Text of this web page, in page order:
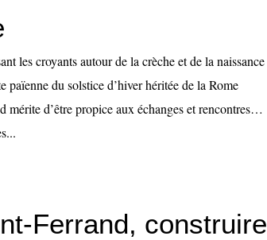
les croyants autour de la crèche et de la naissance
païenne du solstice d’hiver héritée de la Rome
mérite d’être propice aux échanges et rencontres…
Ferrand, construire